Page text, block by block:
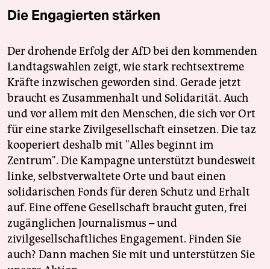
Die Engagierten stärken
Der drohende Erfolg der AfD bei den kommenden
Landtagswahlen zeigt, wie stark rechtsextreme
Kräfte inzwischen geworden sind. Gerade jetzt
braucht es Zusammenhalt und Solidarität. Auch
und vor allem mit den Menschen, die sich vor Ort
für eine starke Zivilgesellschaft einsetzen. Die taz
kooperiert deshalb mit "Alles beginnt im
Zentrum". Die Kampagne unterstützt bundesweit
linke, selbstverwaltete Orte und baut einen
solidarischen Fonds für deren Schutz und Erhalt
auf. Eine offene Gesellschaft braucht guten, frei
zugänglichen Journalismus – und
zivilgesellschaftliches Engagement. Finden Sie
auch? Dann machen Sie mit und unterstützen Sie